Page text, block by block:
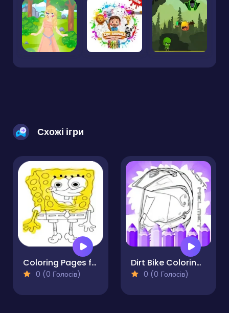
Схожі ігри
Coloring Pages for 5 Year Olds
0 (0 Голосів)
Dirt Bike Coloring Pages For Kids
0 (0 Голосів)